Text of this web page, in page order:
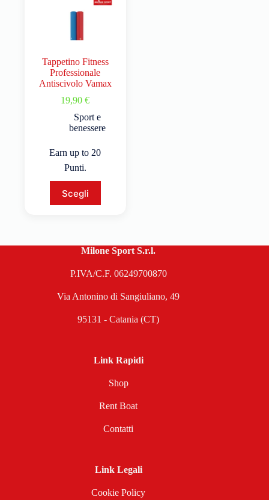
Tappetino Fitness
Professionale
Antiscivolo Vamax
19,90€
Sport e
benessere
Earn up to 20
Punti.
Scegli
Milone Sport S.r.l.
P.IVA/C.F. 06249700870
Via Antonino di Sangiuliano, 49
95131 - Catania (CT)
Link Rapidi
Shop
Rent Boat
Contatti
Link Legali
Cookie Policy